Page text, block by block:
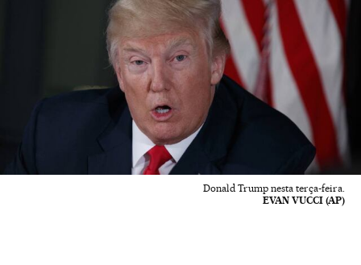
Donald Trump nesta terça-feira.
EVAN VUCCI (AP)